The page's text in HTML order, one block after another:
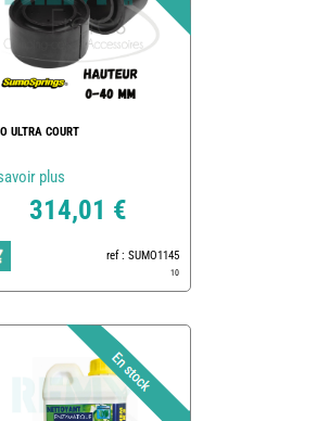
ULTRA COURT
plus
314,01 €
ref : SUMO1145
10